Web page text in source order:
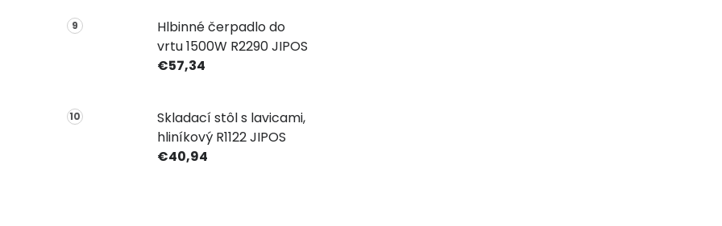
Hlbinné čerpadlo do
vrtu 1500W R2290 JIPOS
€57,34
Skladací stôl s lavicami,
hliníkový R1122 JIPOS
€40,94